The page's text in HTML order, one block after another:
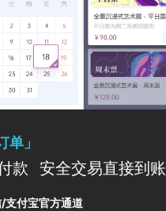
单」
款 安全交易直接到账
支付宝官方通道